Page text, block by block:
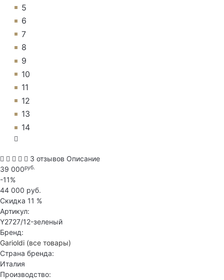
5
6
7
8
9
10
11
12
13
14
3 отзывов Описание
39 000руб.
-11%
44 000 руб.
Скидка 11 %
Артикул:
Y2727/12-зеленый
Бренд:
Garioldi (все товары)
Страна бренда:
Италия
Производство: